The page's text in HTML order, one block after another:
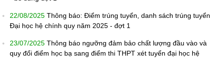
22/08/2025 Thông báo: Điểm trúng tuyển, danh sách trúng tuyển
Đại học hệ chính quy năm 2025 - đợt 1
23/07/2025 Thông báo ngưỡng đảm bảo chất lượng đầu vào và
quy đổi điểm học bạ sang điểm thi THPT xét tuyển đại học hệ